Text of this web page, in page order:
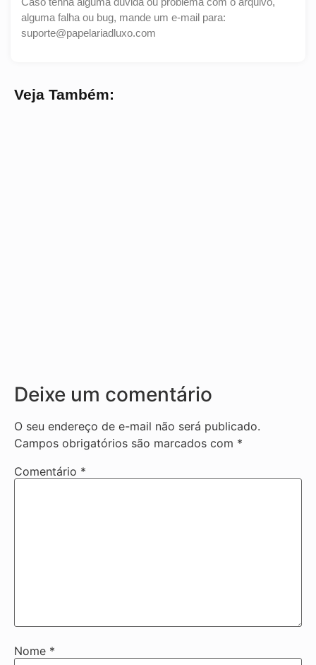
alguma falha ou bug, mande um e-mail para:
suporte@papelariadluxo.com
Veja Também:
Deixe um comentário
O seu endereço de e-mail não será publicado.
Campos obrigatórios são marcados com *
Comentário *
Nome *